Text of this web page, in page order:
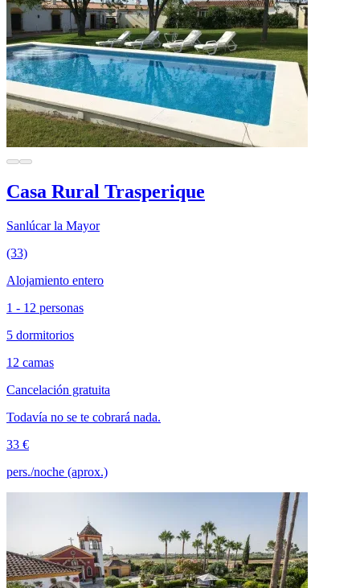
Casa Rural Trasperique
Sanlúcar la Mayor
(33)
Alojamiento entero
1 - 12 personas
5 dormitorios
12 camas
Cancelación gratuita
Todavía no se te cobrará nada.
33 €
pers./noche (aprox.)